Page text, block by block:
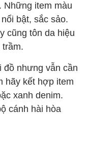
Những item màu
bật, sắc sảo.
cũng tôn da hiệu
trầm.
đồ nhưng vẫn cần
hãy kết hợp item
xanh denim.
cánh hài hòa